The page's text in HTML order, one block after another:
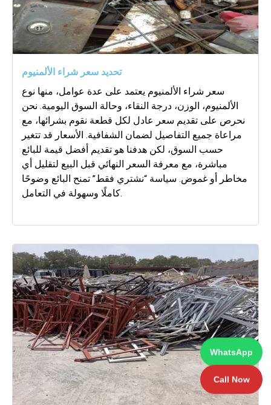
WhatsApp
Call Now
تحديد سعر شراء الألمنيوم
سعر شراء الألمنيوم يعتمد على عدة عوامل، منها نوع
الألمنيوم، الوزن، درجة النقاء، وحالة السوق اليومية. نحن
نحرص على تقديم سعر عادل لكل قطعة نقوم بشرائها، مع
مراعاة جميع التفاصيل لضمان الشفافية. الأسعار قد تتغير
حسب السوق، لكن هدفنا هو تقديم أفضل قيمة للبائع
مباشرة، مع معرفة السعر النهائي قبل البيع لتقليل أي
مخاطر أو غموض. سياسة “نشتري فقط” تمنح البائع وضوحًا
كاملًا وسهولة في التعامل.